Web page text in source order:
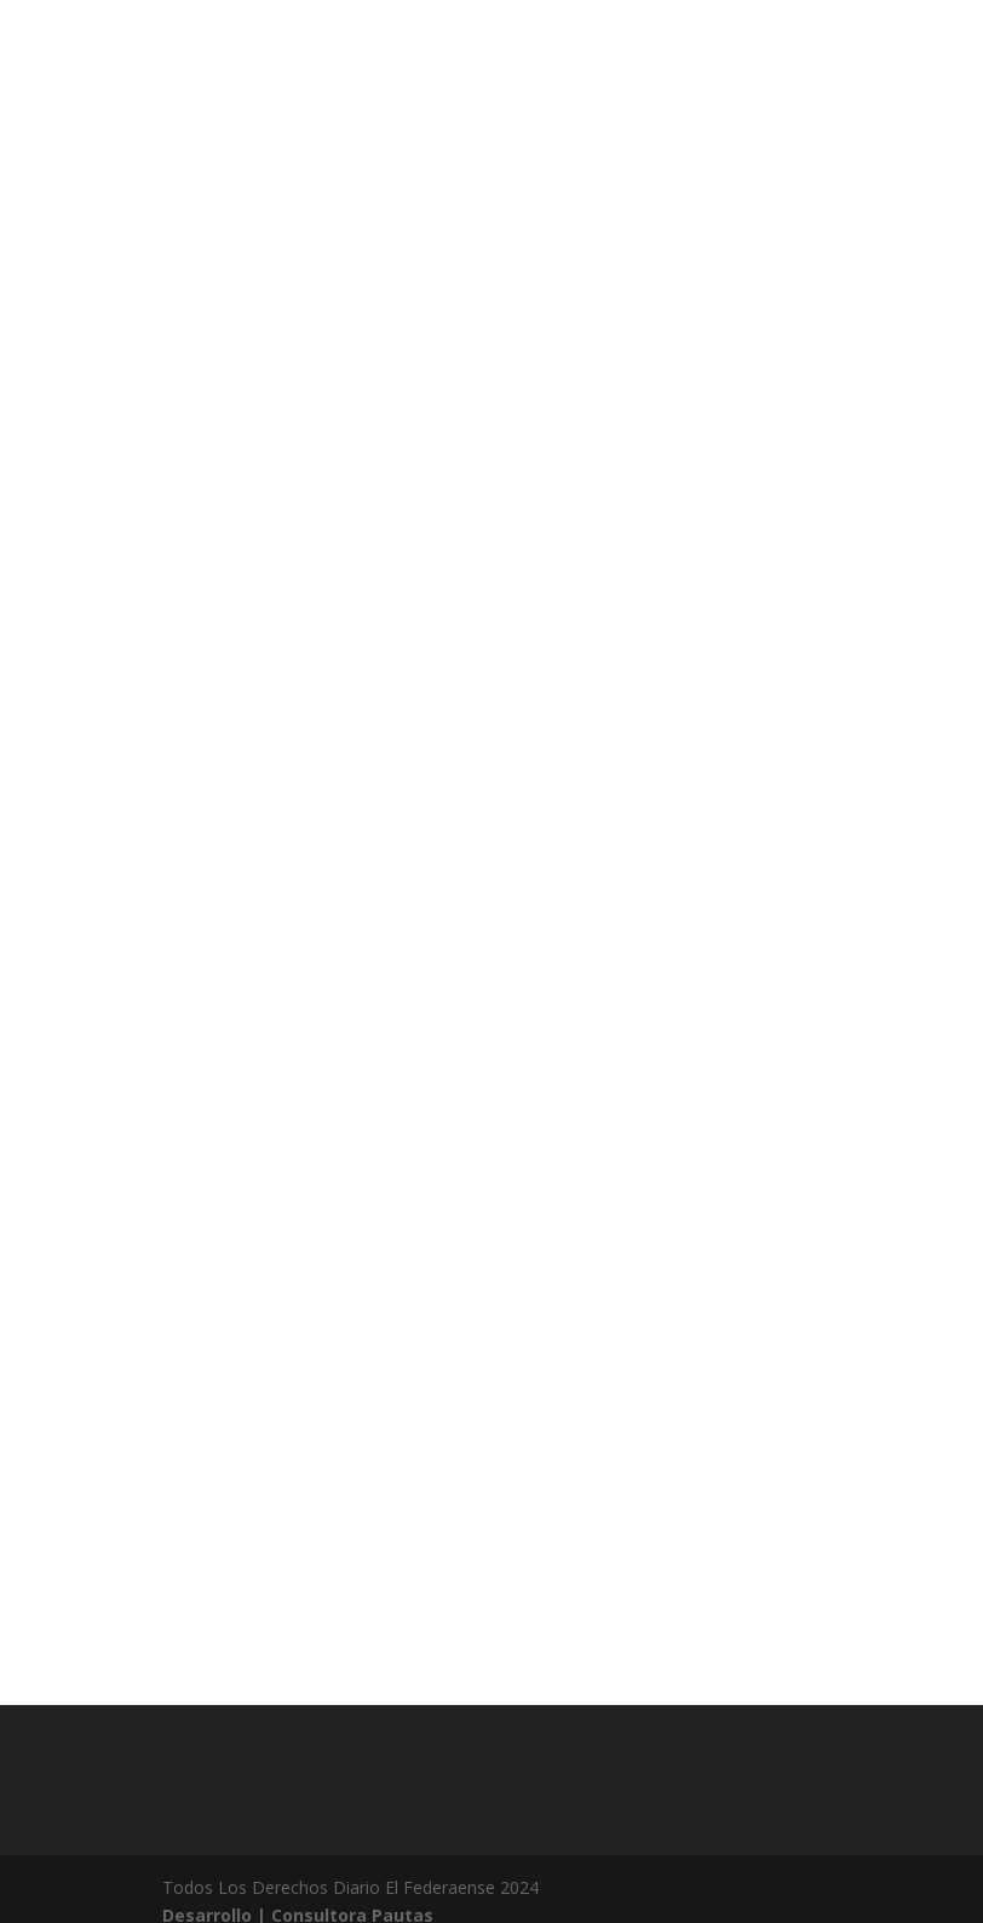
Todos Los Derechos Diario El Federaense 2024
Desarrollo | Consultora Pautas